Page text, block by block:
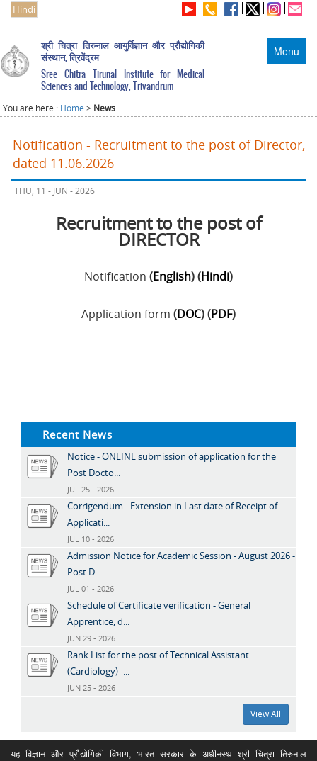
Hindi
Menu
श्री चित्रा तिरुनाल आयुर्विज्ञान और प्रौद्योगिकी
संस्थान, त्रिवेंद्रम
Sree Chitra Tirunal Institute for Medical
Sciences and Technology, Trivandrum
You are here : Home > News
Notification - Recruitment to the post of Director,
dated 11.06.2026
THU, 11 - JUN - 2026
Recruitment to the post of
DIRECTOR
Notification (English) (Hindi)
Application form (DOC) (PDF)
Recent News
Notice - ONLINE submission of application for the
Post Docto...
JUL 25 - 2026
Corrigendum - Extension in Last date of Receipt of
Applicati...
JUL 10 - 2026
Admission Notice for Academic Session - August 2026 -
Post D...
JUL 01 - 2026
Schedule of Certificate verification - General
Apprentice, d...
JUN 29 - 2026
Rank List for the post of Technical Assistant
(Cardiology) -...
JUN 25 - 2026
View All
यह विज्ञान और प्रौद्योगिकी विभाग, भारत सरकार के अधीनस्थ श्री चित्रा तिरुनाल